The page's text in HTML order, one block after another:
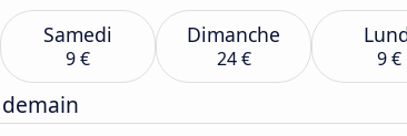
Samedi
9 €
Dimanche
24 € 9 €